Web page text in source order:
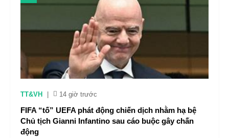
TT&VH 14 giờ trước
FIFA “tố” UEFA phát động chiến dịch nhằm hạ bệ
Chủ tịch Gianni Infantino sau cáo buộc gây chấn
động